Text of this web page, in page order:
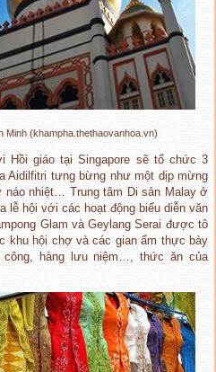
Minh (khampha.thethaovanhoa.vn)
Hồi giáo tại Singapore sẽ tổ chức 3
Aidilfitri tưng bừng như một dịp mừng
nhiệt… Trung tâm Di sản Malay ở
lễ hội với các hoạt động biểu diễn văn
Glam và Geylang Serai được tô
khu hội chợ và các gian ẩm thực bày
hàng lưu niệm…, thức ăn của